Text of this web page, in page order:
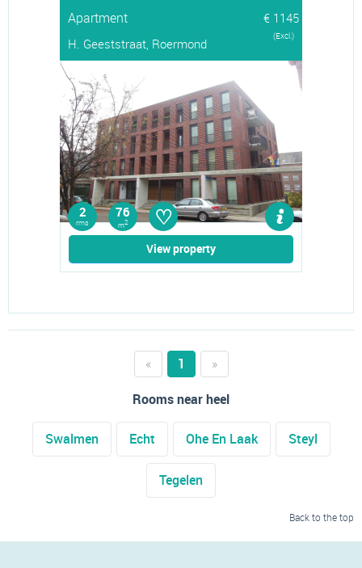
Apartment
€ 1145
H. Geeststraat, Roermond
(Excl.)
2
rms
76
m2 ♡
View property
« 1
»
Rooms near heel
Swalmen Echt Ohe En Laak Steyl
Tegelen
Back to the top